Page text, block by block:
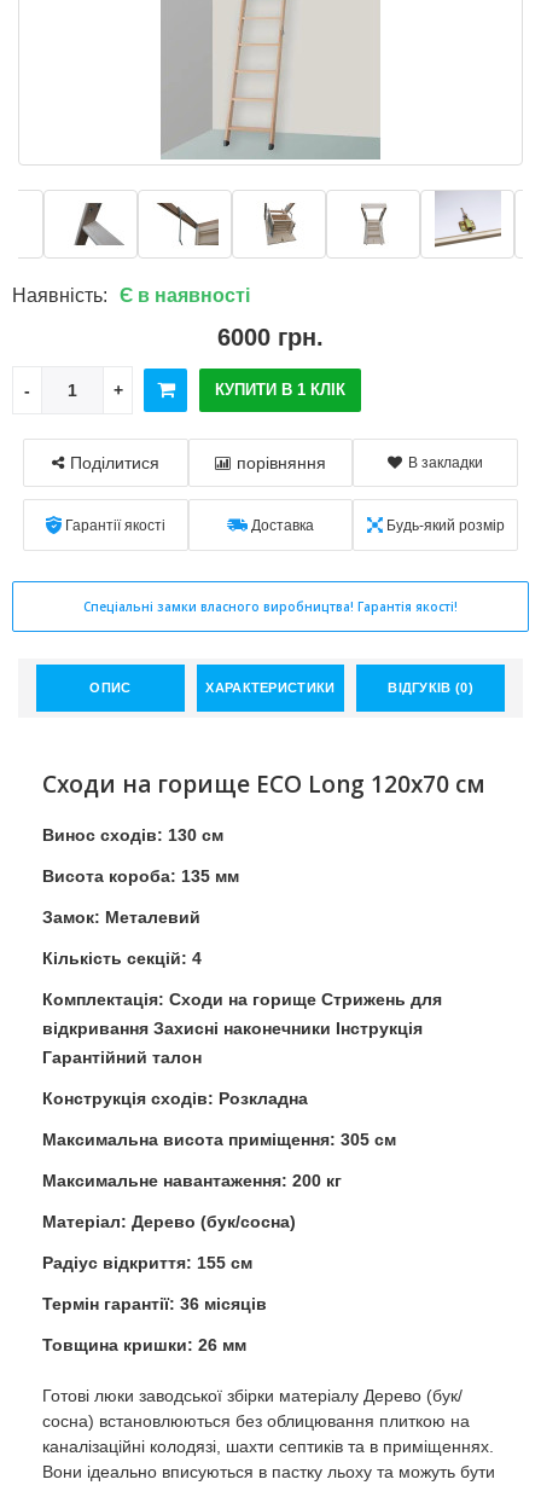
Наявність: Є в наявності
6000 грн.
КУПИТИ В 1 КЛІК
Поділитися порівняння В закладки
Гарантії якості Доставка Будь-який розмір
Спеціальні замки власного виробництва! Гарантія якості!
ОПИС ХАРАКТЕРИСТИКИ ВІДГУКІВ (0)
Сходи на горище ECO Long 120х70 см
Винос сходів: 130 см
Висота короба: 135 мм
Замок: Металевий
Кількість секцій: 4
Комплектація: Сходи на горище Стрижень для
відкривання Захисні наконечники Інструкція
Гарантійний талон
Конструкція сходів: Розкладна
Максимальна висота приміщення: 305 см
Максимальне навантаження: 200 кг
Матеріал: Дерево (бук/сосна)
Радіус відкриття: 155 см
Термін гарантії: 36 місяців
Товщина кришки: 26 мм
Готові люки заводської збірки матеріалу Дерево (бук/
сосна) встановлюються без облицювання плиткою на
каналізаційні колодязі, шахти септиків та в приміщеннях.
Вони ідеально вписуються в пастку льоху та можуть бути